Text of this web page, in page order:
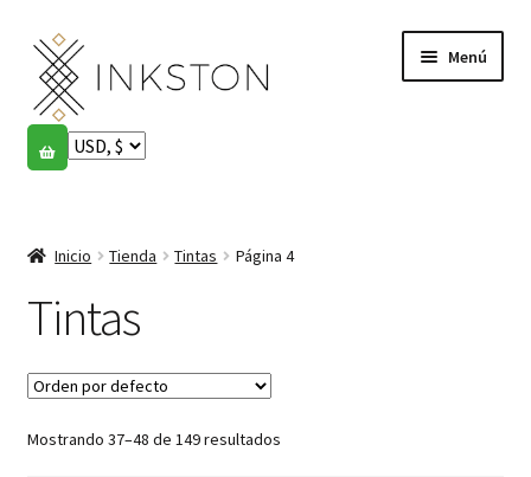
Ir
la
navegación
Ir
al
contenido
Menú
Tienda
English
Español
Français
Comunidad
Inicio Tienda Tintas Página 4
Tintas
Mostrando 37–48 de 149 resultados